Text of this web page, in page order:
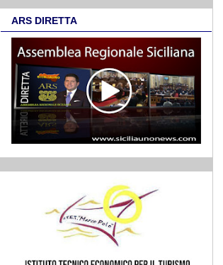
ARS DIRETTA